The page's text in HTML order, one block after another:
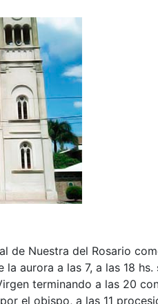
de Nuestra del Rosario
la aurora a las 7, a las 18
terminando a las 20
el obispo, a las 11